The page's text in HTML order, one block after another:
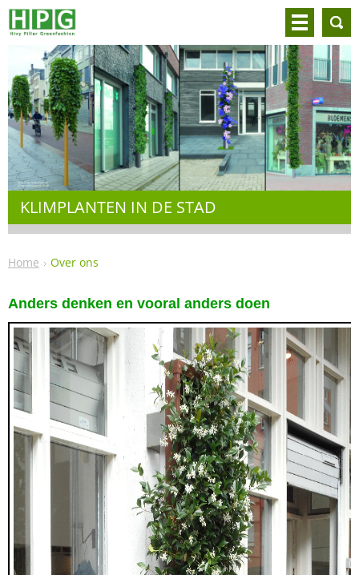
KLIMPLANTEN IN DE STAD
Home Over ons
Anders denken en vooral anders doen